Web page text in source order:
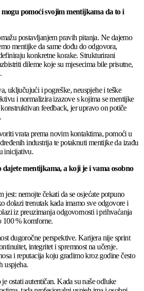
pomoći svojim mentijkama da to i
postavljanjem pravih pitanja. Ne dajemo
mentijke da same dođu do odgovora,
konkretne korake. Strukturirani
dileme koje su mjesecima bile prisutne,
uključujući i pogreške, neuspjehe i teške
i normalizira izazove s kojima se mentijke
feedback, jer upravo on potiče
vrata prema novim kontaktima, pomoći u
industrija te potaknuti mentijke da izađu
inicijativu.
dajete mentijkama, a koji je i vama osobno
jest: nemojte čekati da se osjećate potpuno
dolazi trenutak kada imamo sve odgovore i
iz preuzimanja odgovornosti i prihvaćanja
100 % komforne.
dugoročne perspektive. Karijera nije sprint
integritet i spremnost na učenje.
i reputacija koju gradimo kroz godine često
uspjeha.
ostati autentičan. Kada su naše odluke